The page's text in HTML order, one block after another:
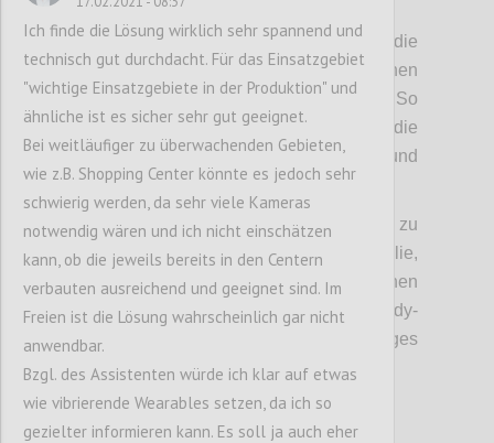
Die Idee ist eine App zu entwickeln, die
Distanzermittlung zu Peers mit den internen
Geschwindigkeitssensoren verbindet. So
vibriert z.B. das Mobiltelefon jener Person, die
sich gerade auf eine andere zubewegt und
damit den Mindestabstand unterschreitet.
Es gibt auch die Möglichkeit Buddy Listen zu
erstellen, sodass die eigene Familie,
Freunde, etc. nicht dauernd einen
Vibrationsalarm auslösen. Ein Buddy-
Listeneintrag kann durch beidseitiges
Aktivieren in der App erstellt werden.
Ich finde die Lösung wirklich sehr spannend und
technisch gut durchdacht. Für das Einsatzgebiet
"wichtige Einsatzgebiete in der Produktion" und
ähnliche ist es sicher sehr gut geeignet.
Bei weitläufiger zu überwachenden Gebieten,
wie z.B. Shopping Center könnte es jedoch sehr
schwierig werden, da sehr viele Kameras
notwendig wären und ich nicht einschätzen
kann, ob die jeweils bereits in den Centern
verbauten ausreichend und geeignet sind. Im
Freien ist die Lösung wahrscheinlich gar nicht
anwendbar.
Bzgl. des Assistenten würde ich klar auf etwas
wie vibrierende Wearables setzen, da ich so
gezielter informieren kann. Es soll ja auch eher